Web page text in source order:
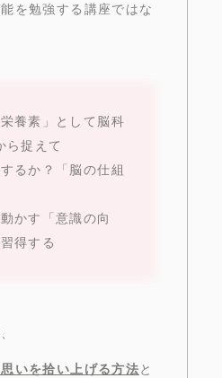
を勉強する講座ではな
養素」として脳科
ら捉えて
るか？「脳の仕組
かす「意識の向
得する
いを拾い上げる方法と